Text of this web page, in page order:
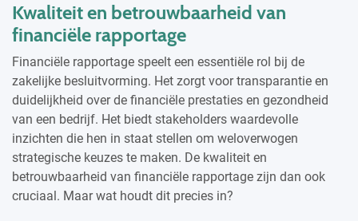
Kwaliteit en betrouwbaarheid van
financiële rapportage
Financiële rapportage speelt een essentiële rol bij de
zakelijke besluitvorming. Het zorgt voor transparantie en
duidelijkheid over de financiële prestaties en gezondheid
van een bedrijf. Het biedt stakeholders waardevolle
inzichten die hen in staat stellen om weloverwogen
strategische keuzes te maken. De kwaliteit en
betrouwbaarheid van financiële rapportage zijn dan ook
cruciaal. Maar wat houdt dit precies in?